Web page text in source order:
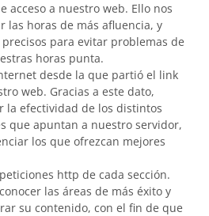
acceso a nuestro web. Ello nos
las horas de más afluencia, y
para evitar problemas de
horas punta.
desde la que partió el link
web. Gracias a este dato,
la efectividad de los distintos
que apuntan a nuestro servidor,
los que ofrezcan mejores
http de cada sección.
las áreas de más éxito y
su contenido, con el fin de que